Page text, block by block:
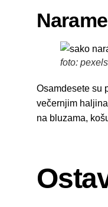
foto: pexels
Osamdesete su
večernjim
na bluzama,